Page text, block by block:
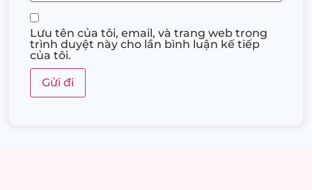
Lưu tên của tôi, email, và trang web trong
trình duyệt này cho lần bình luận kế tiếp
của tôi.